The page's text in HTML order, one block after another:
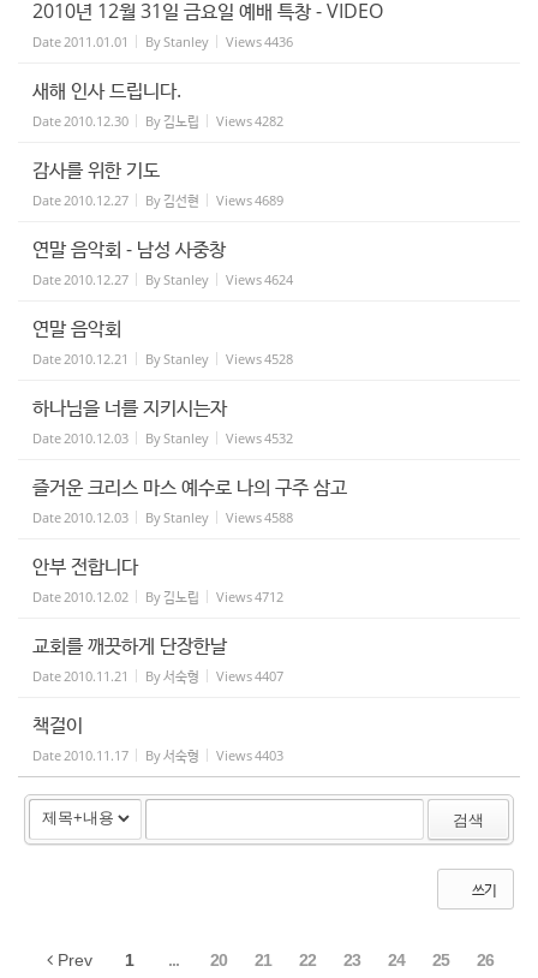
2010년 12월 31일 금요일 예배 특창 - VIDEO
Date2011.01.01 ByStanley Views4436
새해 인사 드립니다.
Date2010.12.30 By 김노립 Views4282
감사를 위한 기도
Date2010.12.27 By 김선현 Views4689
연말 음악회 - 남성 사중창
Date2010.12.27 ByStanley Views4624
연말 음악회
Date2010.12.21 ByStanley Views4528
하나님을 너를 지키시는자
Date2010.12.03 ByStanley Views4532
즐거운 크리스 마스 예수로 나의 구주 삼고
Date2010.12.03 ByStanley Views4588
안부 전합니다
Date2010.12.02 By 김노립 Views4712
교회를 깨끗하게 단장한날
Date2010.11.21 By서숙형 Views4407
책걸이
Date2010.11.17 By서숙형 Views4403
검색
쓰기
Prev 1 ... 20 21 22 23 24 25 26